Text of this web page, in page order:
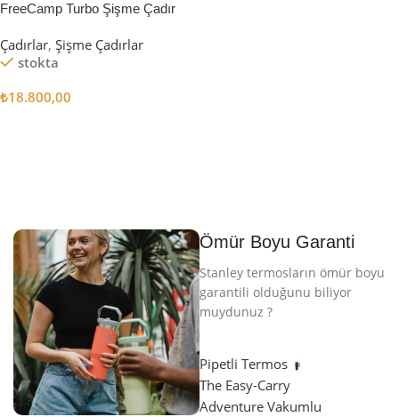
FreeCamp Turbo Şişme Çadır
Çadırlar, Şişme Çadırlar
stokta
₺18.800,00
Ömür Boyu Garanti
Stanley termosların ömür boyu
garantili olduğunu biliyor
muydunuz ?
Pipetli Termos
The Easy-Carry
Adventure Vakumlu